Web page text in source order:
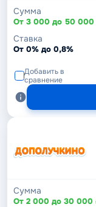
Сумма
От 3 000 до 50 000
Ставка
От 0% до 0,8%
Добавить в
сравнение
Сумма
От 2 000 до 30 000